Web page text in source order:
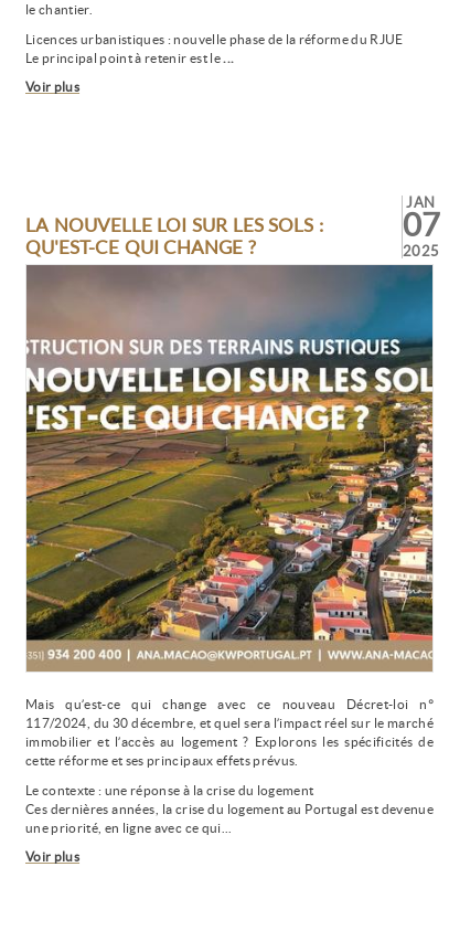
le chantier.
Licences urbanistiques : nouvelle phase de la réforme du RJUE
Le principal point à retenir est le ...
Voir plus
LA NOUVELLE LOI SUR LES SOLS :
QU'EST-CE QUI CHANGE ?
JAN
07
2025
Mais qu’est-ce qui change avec ce nouveau Décret-loi n°
117/2024, du 30 décembre, et quel sera l’impact réel sur le marché
immobilier et l’accès au logement ? Explorons les spécificités de
cette réforme et ses principaux effets prévus.
Le contexte : une réponse à la crise du logement
Ces dernières années, la crise du logement au Portugal est devenue
une priorité, en ligne avec ce qui...
Voir plus